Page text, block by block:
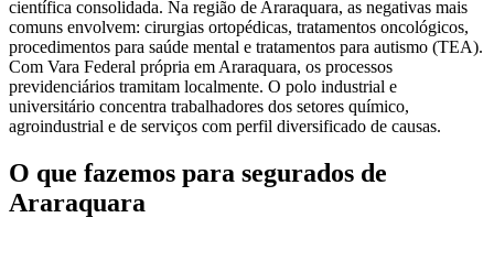
científica consolidada. Na região de Araraquara, as negativas mais
comuns envolvem: cirurgias ortopédicas, tratamentos oncológicos,
procedimentos para saúde mental e tratamentos para autismo (TEA).
Com Vara Federal própria em Araraquara, os processos
previdenciários tramitam localmente. O polo industrial e
universitário concentra trabalhadores dos setores químico,
agroindustrial e de serviços com perfil diversificado de causas.
O que fazemos para segurados de
Araraquara